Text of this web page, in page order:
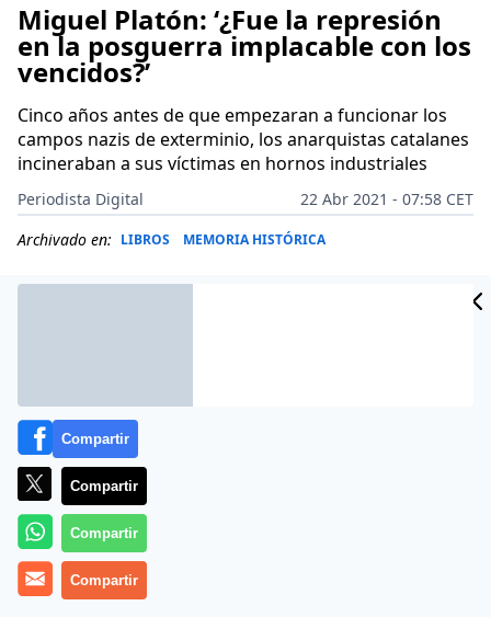
Miguel Platón: ‘¿Fue la represión
en la posguerra implacable con los
vencidos?’
Cinco años antes de que empezaran a funcionar los
campos nazis de exterminio, los anarquistas catalanes
incineraban a sus víctimas en hornos industriales
Periodista Digital
22 Abr 2021 - 07:58 CET
Archivado en: LIBROS MEMORIA HISTÓRICA
El objetivo político del proyecto de Ley de “Memoria
Compartir
Compartir
Compartir
Compartir